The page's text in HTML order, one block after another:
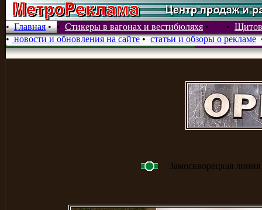
•Главная• • Стикеры в вагонах и вестибюляхя • •
•новости и обновления на сайте•статьи и обзоры о рекламе
Замоскворецкая